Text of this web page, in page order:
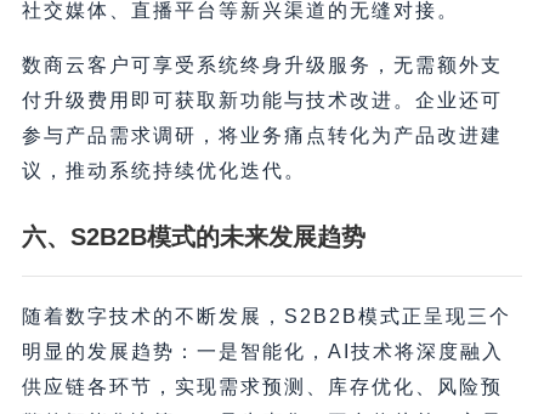
社交媒体、直播平台等新兴渠道的无缝对接。
数商云客户可享受系统终身升级服务，无需额外支
付升级费用即可获取新功能与技术改进。企业还可
参与产品需求调研，将业务痛点转化为产品改进建
议，推动系统持续优化迭代。
六、S2B2B模式的未来发展趋势
随着数字技术的不断发展，S2B2B模式正呈现三个
明显的发展趋势：一是智能化，AI技术将深度融入
供应链各环节，实现需求预测、库存优化、风险预